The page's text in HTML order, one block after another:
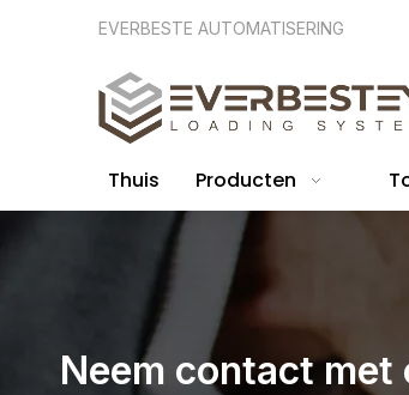
EVERBESTE AUTOMATISERING
Thuis Producten
Neem contact met